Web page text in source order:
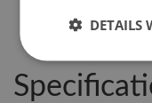
DETAILS